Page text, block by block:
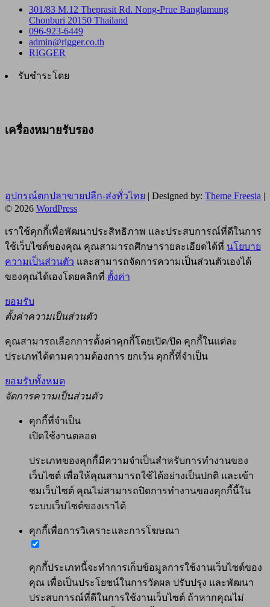
301/83 M.12 Theprasit Rd. Nong-Prue Banglamung
Chonburi 20150 Thailand
096-923-6449
admin@rigger.co.th
RIGGER
รับชำระโดย
เครื่องหมายรับรอง
อุปกรณ์ตกปลาขายปลีก-ส่งทั่วไทย | Designed by: Theme Freesia |
© 2026 WordPress
เราใช้คุกกี้เพื่อพัฒนาประสิทธิภาพ และประสบการณ์ที่ดีในการ
ใช้เว็บไซต์ของคุณ คุณสามารถศึกษารายละเอียดได้ที่ นโยบาย
ความเป็นส่วนตัว และสามารถจัดการความเป็นส่วนตัวเองได้
ของคุณได้เองโดยคลิกที่ ตั้งค่า
ยอมรับ
ตั้งค่าความเป็นส่วนตัว
คุณสามารถเลือกการตั้งค่าคุกกี้โดยเปิด/ปิด คุกกี้ในแต่ละ
ประเภทได้ตามความต้องการ ยกเว้น คุกกี้ที่จำเป็น
ยอมรับทั้งหมด
จัดการความเป็นส่วนตัว
คุกกี้ที่จำเป็น
เปิดใช้งานตลอด
ประเภทของคุกกี้มีความจำเป็นสำหรับการทำงานของ
เว็บไซต์ เพื่อให้คุณสามารถใช้ได้อย่างเป็นปกติ และเข้า
ชมเว็บไซต์ คุณไม่สามารถปิดการทำงานของคุกกี้นี้ใน
ระบบเว็บไซต์ของเราได้
คุกกี้เพื่อการวิเคราะและการโฆษณา
คุกกี้ประเภทนี้จะทำการเก็บข้อมูลการใช้งานเว็บไซต์ของ
คุณ เพื่อเป็นประโยชน์ในการวัดผล ปรับปรุง และพัฒนา
ประสบการณ์ที่ดีในการใช้งานเว็บไซต์ ถ้าหากคุณไม่